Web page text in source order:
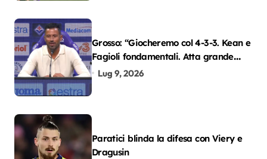
Grosso: “Giocheremo col 4-3-3. Kean e
Fagioli fondamentali. Atta grande
colpo”
Lug 9, 2026
Paratici blinda la difesa con Viery e
Dragusin